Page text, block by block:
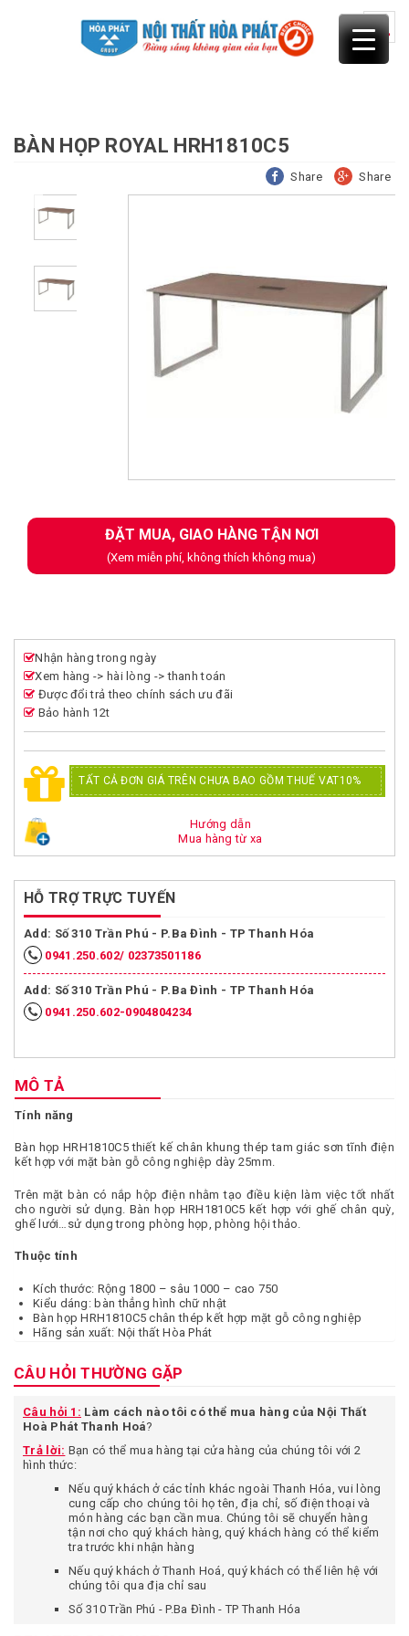
BÀN HỌP ROYAL HRH1810C5
Share Share
ĐẶT MUA, GIAO HÀNG TẬN NƠI
(Xem miễn phí, không thích không mua)
Nhận hàng trong ngày
Xem hàng -> hài lòng -> thanh toán
Được đổi trả theo chính sách ưu đãi
Bảo hành 12t
TẤT CẢ ĐƠN GIÁ TRÊN CHƯA BAO GỒM THUẾ VAT10%
Hướng dẫn
Mua hàng từ xa
HỖ TRỢ TRỰC TUYẾN
Add: Số 310 Trần Phú - P.Ba Đình - TP Thanh Hóa
0941.250.602/ 02373501186
Add: Số 310 Trần Phú - P.Ba Đình - TP Thanh Hóa
0941.250.602-0904804234
MÔ TẢ
Tính năng
Bàn họp HRH1810C5 thiết kế chân khung thép tam giác sơn tĩnh điện
kết hợp với mặt bàn gỗ công nghiệp dày 25mm.
Trên mặt bàn có nắp hộp điện nhằm tạo điều kiện làm việc tốt nhất
cho người sử dụng. Bàn họp HRH1810C5 kết hợp với ghế chân quỳ,
ghế lưới…sử dụng trong phòng họp, phòng hội thảo.
Thuộc tính
Kích thước: Rộng 1800 – sâu 1000 – cao 750
Kiểu dáng: bàn thẳng hình chữ nhật
Bàn họp HRH1810C5 chân thép kết hợp mặt gỗ công nghiệp
Hãng sản xuất: Nội thất Hòa Phát
CÂU HỎI THƯỜNG GẶP
Câu hỏi 1: Làm cách nào tôi có thể mua hàng của Nội Thất
Hoà Phát Thanh Hoá?
Trả lời: Bạn có thể mua hàng tại cửa hàng của chúng tôi với 2
hình thức:
Nếu quý khách ở các tỉnh khác ngoài Thanh Hóa, vui lòng
cung cấp cho chúng tôi họ tên, địa chỉ, số điện thoại và
món hàng các bạn cần mua. Chúng tôi sẽ chuyển hàng
tận nơi cho quý khách hàng, quý khách hàng có thể kiểm
tra trước khi nhận hàng
Nếu quý khách ở Thanh Hoá, quý khách có thể liên hệ với
chúng tôi qua địa chỉ sau
Số 310 Trần Phú - P.Ba Đình - TP Thanh Hóa